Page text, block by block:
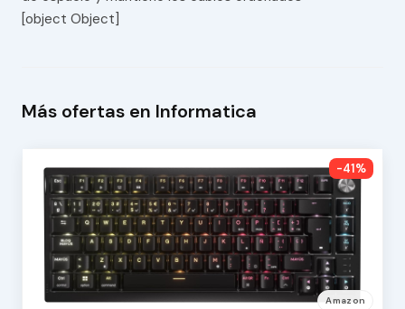
[object Object]
Más ofertas en Informatica
-41%
Amazon